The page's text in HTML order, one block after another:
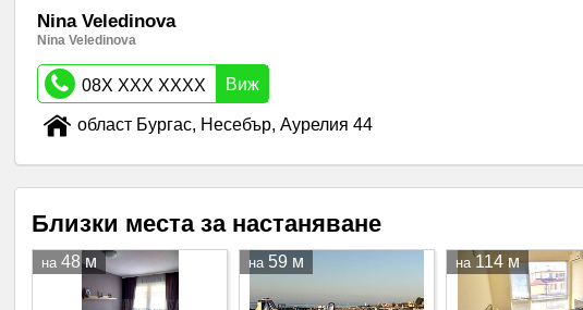
Nina Veledinova
Nina Veledinova
08X XXX XXXX Виж
област Бургас, Несебър, Аурелия 44
Близки места за настаняване
на 48 м на 59 м на114 м